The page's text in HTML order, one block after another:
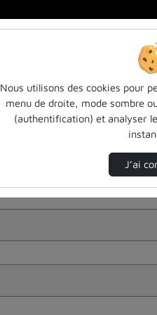
Nous utilisons des cookies pour
menu de droite, mode sombre
(authentification) et analyser
J’ai